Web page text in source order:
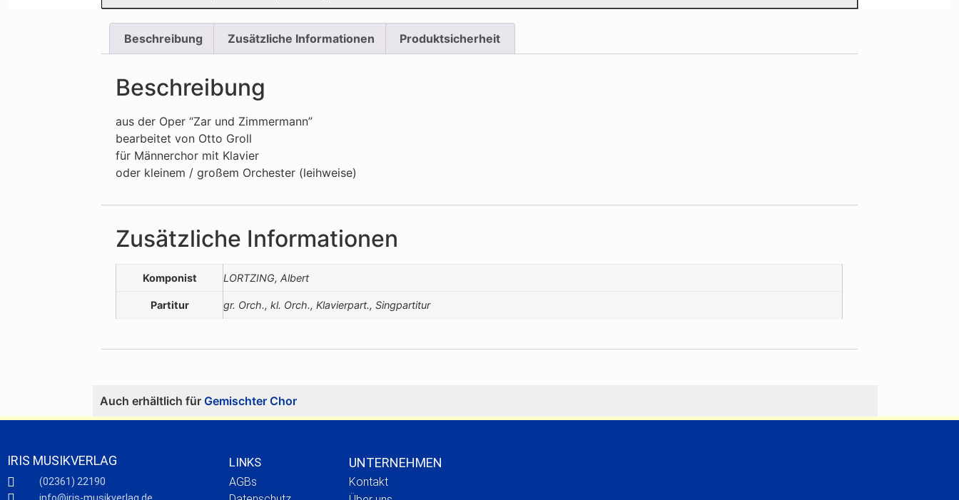
Beschreibung Zusätzliche Informationen Produktsicherheit
Beschreibung
aus der Oper “Zar und Zimmermann”
bearbeitet von Otto Groll
für Männerchor mit Klavier
oder kleinem / großem Orchester (leihweise)
Zusätzliche Informationen
Komponist LORTZING, Albert
Partitur gr. Orch., kl. Orch., Klavierpart., Singpartitur
Auch erhältlich fürGemischter Chor
IRIS MUSIKVERLAG
(02361) 22190
LINKS
AGBs
UNTERNEHMEN
Kontakt